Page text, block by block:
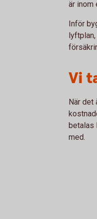
är inom
Inför
Vi
När det
betalas
med.